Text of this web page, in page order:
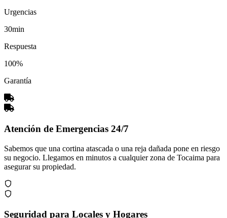
Urgencias
30min
Respuesta
100%
Garantía
Atención de Emergencias 24/7
Sabemos que una cortina atascada o una reja dañada pone en riesgo
su negocio. Llegamos en minutos a cualquier zona de Tocaima para
asegurar su propiedad.
Seguridad para Locales y Hogares